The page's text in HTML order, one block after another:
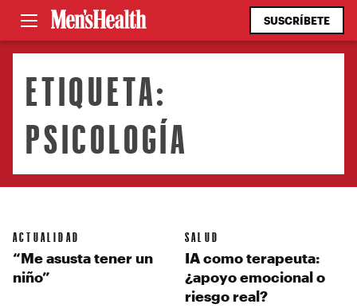
SUSCRÍBETE
ETIQUETA:
PSICOLOGÍA
ACTUALIDAD
“Me asusta tener un
niño”
SALUD
IA como terapeuta:
¿apoyo emocional o
riesgo real?